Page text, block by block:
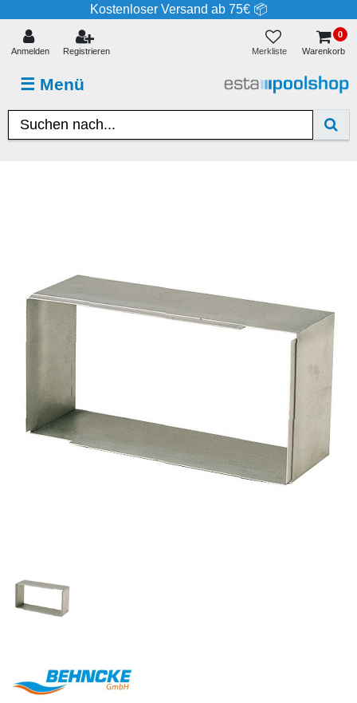
Kostenloser Versand ab 75€ 📦
☰ Menü
Anmelden Registrieren Merkliste
0
Warenkorb